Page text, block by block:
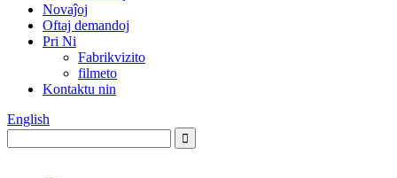
Novaĵoj
Oftaj demandoj
Pri Ni
Fabrikvizito
filmeto
Kontaktu nin
English